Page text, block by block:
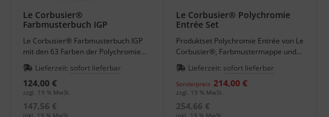
Le Corbusier®
Farbmusterbuch IGP
Le Corbusier® Farbmusterbuch IGP
mit den 63 Farben der Polychromie
Architecturale - Architekturfarben.
Lieferzeit: sofort lieferbar
124,00 €
zzgl. 19 % MwSt.
147,56 €
inkl. 19 % MwSt.
Le Corbusier® Polychromie
Entrée Set
Produktset Polychromie Entrée von Le
Corbusier®, Farbmustermappe und
Buch der Architekturfarben.
Lieferzeit: sofort lieferbar
Sonderpreis 214,00 €
zzgl. 19 % MwSt.
254,66 €
inkl. 19 % MwSt.